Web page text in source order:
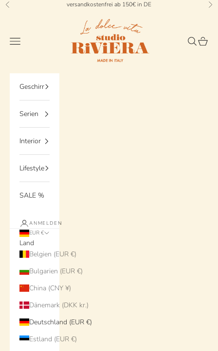
Zum Inhalt springen
Zurück versandkostenfrei ab 150€ in DE Vor
StudioRiviera
Menü Suchen
Geschirr
Serien
Interior
Lifestyle
SALE %
ANMELDEN
EUR €
Land
Belgien (EUR €)
Bulgarien (EUR €)
China (CNY ¥)
Dänemark (DKK kr.)
Deutschland (EUR €)
Estland (EUR €)